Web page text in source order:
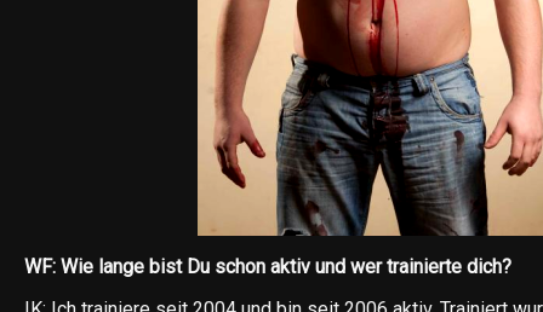
WF: Wie lange bist Du schon aktiv und wer trainierte dich?